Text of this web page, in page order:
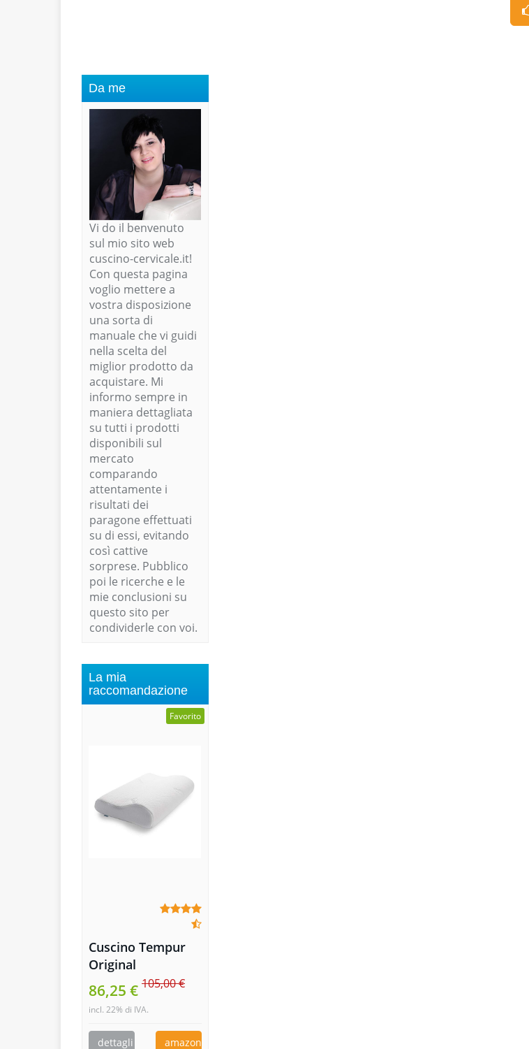
Da me
Vi do il benvenuto
sul mio sito web
cuscino-cervicale.it!
Con questa pagina
voglio mettere a
vostra disposizione
una sorta di
manuale che vi guidi
nella scelta del
miglior prodotto da
acquistare. Mi
informo sempre in
maniera dettagliata
su tutti i prodotti
disponibili sul
mercato
comparando
attentamente i
risultati dei
paragone effettuati
su di essi, evitando
così cattive
sorprese. Pubblico
poi le ricerche e le
mie conclusioni su
questo sito per
condividerle con voi.
La mia
raccomandazione
Favorito
Cuscino Tempur
Original
86,25 € 105,00 €
incl. 22% di IVA.
dettagli amazon